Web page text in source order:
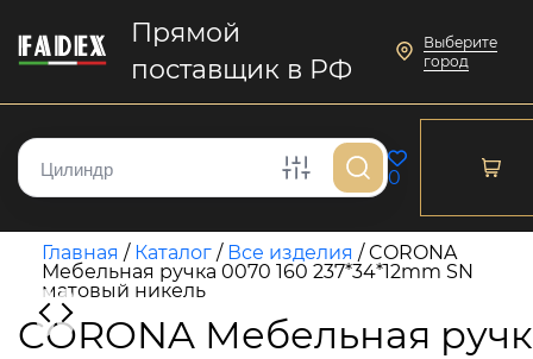
Прямой
поставщик в РФ
Выберите
город
0
Главная / Каталог / Все изделия /CORONA
Мебельная ручка 0070 160 237*34*12mm SN
матовый никель
CORONA Мебельная